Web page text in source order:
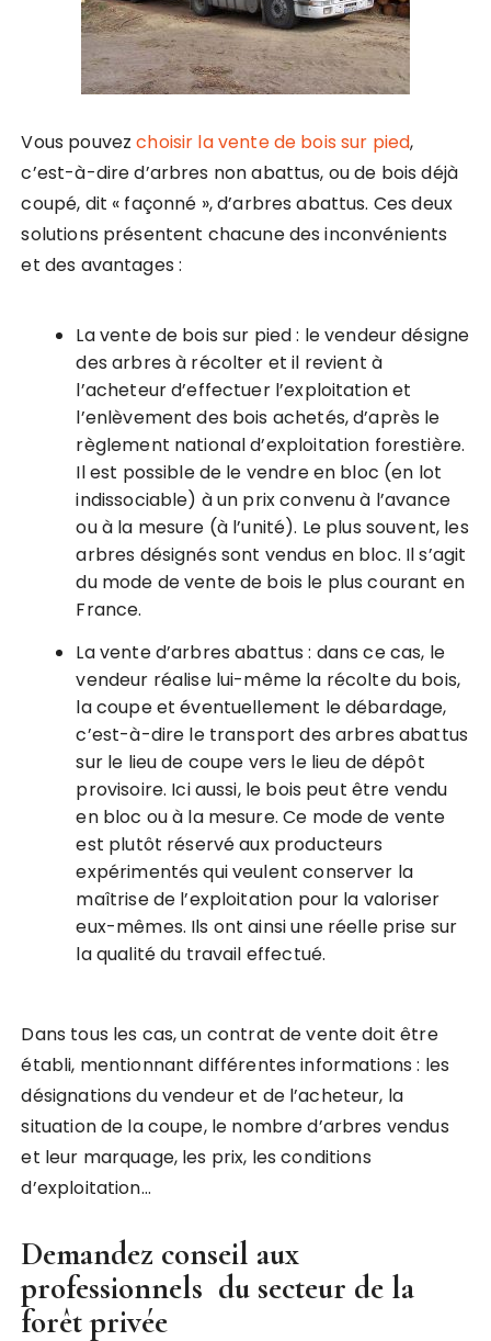
Vous pouvezchoisir la vente de bois sur pied,
c’est-à-dire d’arbres non abattus, ou de bois déjà
coupé, dit « façonné », d’arbres abattus. Ces deux
solutions présentent chacune des inconvénients
et des avantages :
La vente de bois sur pied : le vendeur désigne
des arbres à récolter et il revient à
l’acheteur d’effectuer l’exploitation et
l’enlèvement des bois achetés, d’après le
règlement national d’exploitation forestière.
Il est possible de le vendre en bloc (en lot
indissociable) à un prix convenu à l’avance
ou à la mesure (à l’unité). Le plus souvent, les
arbres désignés sont vendus en bloc. Il s’agit
du mode de vente de bois le plus courant en
France.
La vente d’arbres abattus : dans ce cas, le
vendeur réalise lui-même la récolte du bois,
la coupe et éventuellement le débardage,
c’est-à-dire le transport des arbres abattus
sur le lieu de coupe vers le lieu de dépôt
provisoire. Ici aussi, le bois peut être vendu
en bloc ou à la mesure. Ce mode de vente
est plutôt réservé aux producteurs
expérimentés qui veulent conserver la
maîtrise de l’exploitation pour la valoriser
eux-mêmes. Ils ont ainsi une réelle prise sur
la qualité du travail effectué.
Dans tous les cas, un contrat de vente doit être
établi, mentionnant différentes informations : les
désignations du vendeur et de l’acheteur, la
situation de la coupe, le nombre d’arbres vendus
et leur marquage, les prix, les conditions
d’exploitation…
Demandez conseil aux
professionnels du secteur de la
forêt privée